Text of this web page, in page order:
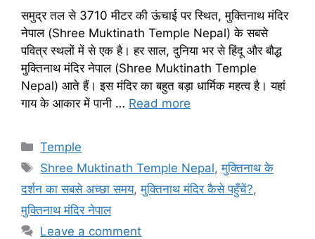
समुद्र तल से 3710 मीटर की ऊंचाई पर स्थित, मुक्तिनाथ मंदिर
नेपाल (Shree Muktinath Temple Nepal) के सबसे
पवित्र स्थलों में से एक है। हर साल, दुनिया भर से हिंदू और बौद्ध
मुक्तिनाथ मंदिर नेपाल (Shree Muktinath Temple
Nepal) आते हैं। इस मंदिर का बहुत बड़ा धार्मिक महत्व है। यहां
गाय के आकार में पानी … Read more
Categories
Temple
Tags
Shree Muktinath Temple Nepal,मुक्तिनाथ के
दर्शन का सबसे अच्छा समय,मुक्तिनाथ मंदिर कैसे पहुँचें?,
मुक्तिनाथ मंदिर नेपाल
Leave a comment